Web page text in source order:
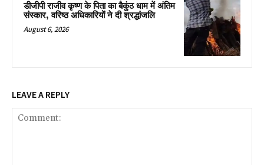
डीजीपी राजीव कृष्ण के पिता का बैकुंठ धाम में अंतिम
संस्कार, वरिष्ठ अधिकारियों ने दी श्रद्धांजलि
August 6, 2026
LEAVE A REPLY